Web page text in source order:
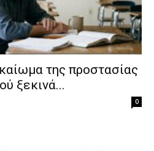
της προστασίας
ξεκινά...
0